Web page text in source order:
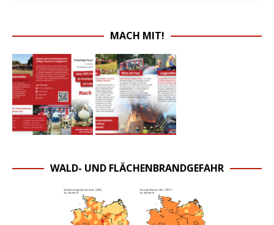
MACH MIT!
WALD- UND FLÄCHENBRANDGEFAHR